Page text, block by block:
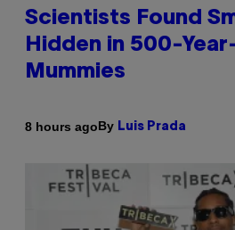
Scientists Found
Hidden in 500-
Mummies
8 hours agoBy Luis Prada